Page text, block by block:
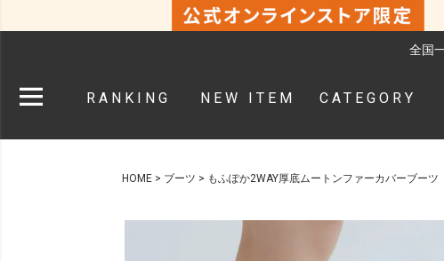
全国
RANKING NEW ITEM CATEGORY
HOME ブーツ もふぽか2WAY厚底ムートンファーカバーブーツ